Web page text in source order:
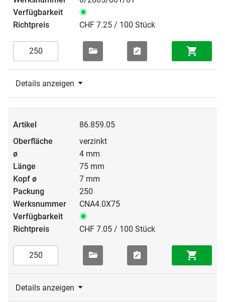
CHF 7.25 / 100 Stück
Details anzeigen
86.859.05
verzinkt
4 mm
75 mm
7 mm
250
CNA4.0X75
CHF 7.05 / 100 Stück
Details anzeigen